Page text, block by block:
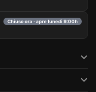
Chiuso ora · apre lunedì 9:00h